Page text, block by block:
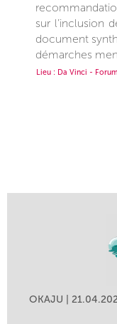
sur l’inclusion
document
démarches
Lieu : Da Vinci - Forum
OKAJU |